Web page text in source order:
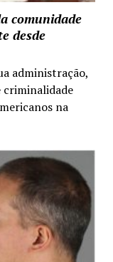
comunidade
desde
administração,
criminalidade
na